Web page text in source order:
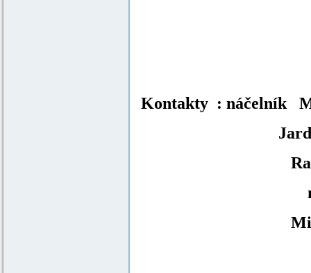
Kontakty : náčelník
Jarda
Radko
Miloš